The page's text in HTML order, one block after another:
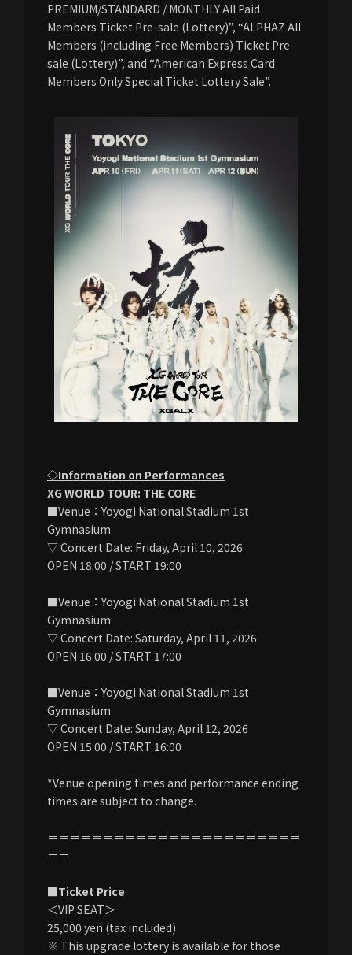
PREMIUM/STANDARD / MONTHLY All Paid
Members Ticket Pre-sale (Lottery)”, “ALPHAZ All
Members (including Free Members) Ticket Pre-
sale (Lottery)”, and “American Express Card
Members Only Special Ticket Lottery Sale”.
◇Information on Performances
XG WORLD TOUR: THE CORE
■Venue：Yoyogi National Stadium 1st
Gymnasium
▽ Concert Date: Friday, April 10, 2026
OPEN 18:00 / START 19:00
■Venue：Yoyogi National Stadium 1st
Gymnasium
▽ Concert Date: Saturday, April 11, 2026
OPEN 16:00 / START 17:00
■Venue：Yoyogi National Stadium 1st
Gymnasium
▽ Concert Date: Sunday, April 12, 2026
OPEN 15:00 / START 16:00
*Venue opening times and performance ending
times are subject to change.
＝＝＝＝＝＝＝＝＝＝＝＝＝＝＝＝＝＝＝＝＝＝＝
＝＝
■Ticket Price
＜VIP SEAT＞
25,000 yen (tax included)
※ This upgrade lottery is available for those